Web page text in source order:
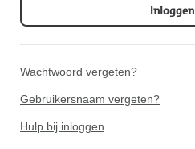
Inloggen
Wachtwoord vergeten?
Gebruikersnaam vergeten?
Hulp bij inloggen